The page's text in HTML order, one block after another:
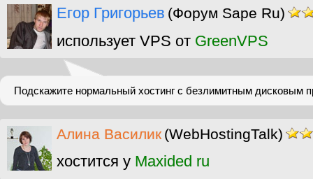
Егор Григорьев (Форум Sape Ru)
использует VPS от GreenVPS
Подскажите нормальный хостинг с безлимитным дисковым
Алина Василик (WebHostingTalk)
хостится у Maxided ru